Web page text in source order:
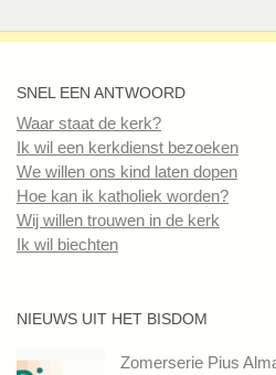
SNEL EEN ANTWOORD
Waar staat de kerk?
Ik wil een kerkdienst bezoeken
We willen ons kind laten dopen
Hoe kan ik katholiek worden?
Wij willen trouwen in de kerk
Ik wil biechten
NIEUWS UIT HET BISDOM
Zomerserie Pius